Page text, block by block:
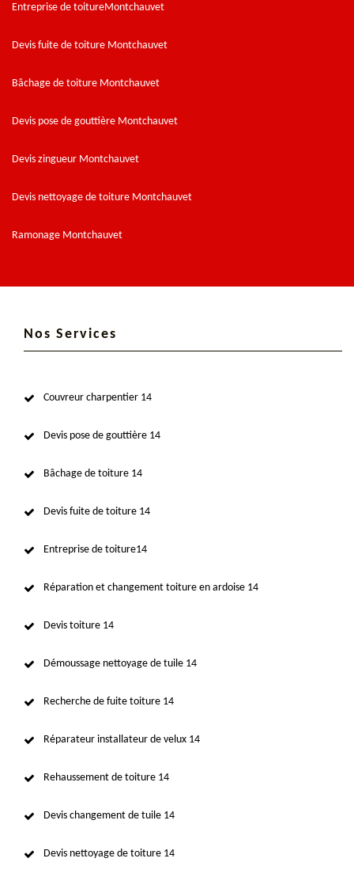
Entreprise de toitureMontchauvet
Devis fuite de toiture Montchauvet
Bâchage de toiture Montchauvet
Devis pose de gouttière Montchauvet
Devis zingueur Montchauvet
Devis nettoyage de toiture Montchauvet
Ramonage Montchauvet
Nos Services
Couvreur charpentier 14
Devis pose de gouttière 14
Bâchage de toiture 14
Devis fuite de toiture 14
Entreprise de toiture14
Réparation et changement toiture en ardoise 14
Devis toiture 14
Démoussage nettoyage de tuile 14
Recherche de fuite toiture 14
Réparateur installateur de velux 14
Rehaussement de toiture 14
Devis changement de tuile 14
Devis nettoyage de toiture 14